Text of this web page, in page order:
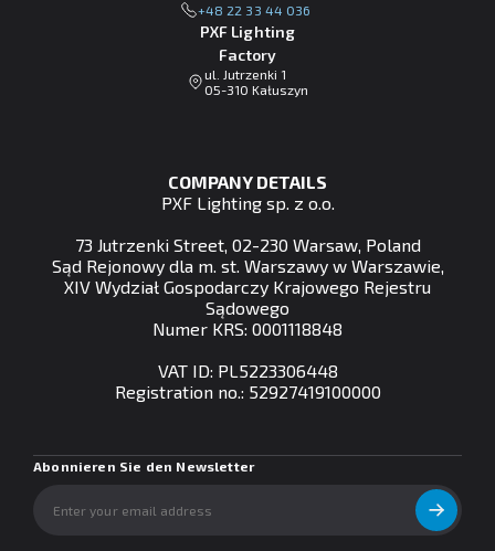
+48 22 33 44 036
PXF Lighting
Factory
ul. Jutrzenki 1
05-310 Kałuszyn
COMPANY DETAILS
PXF Lighting sp. z o.o.
73 Jutrzenki Street, 02-230 Warsaw, Poland
Sąd Rejonowy dla m. st. Warszawy w Warszawie,
XIV Wydział Gospodarczy Krajowego Rejestru
Sądowego
Numer KRS: 0001118848
VAT ID: PL5223306448
Registration no.: 52927419100000
Abonnieren Sie den Newsletter